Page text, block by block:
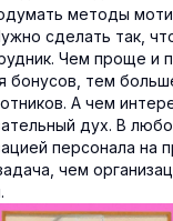
методы
сделать так,
Чем проще и
бонусов, тем
А чем
дух. В
персонала на
чем